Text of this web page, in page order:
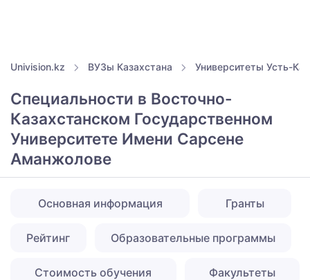
Univision.kz ВУЗы Казахстана Университеты Усть-
Специальности в Восточно-
Казахстанском Государственном
Университете Имени Сарсене
Аманжолове
Основная информация Гранты
Рейтинг Образовательные программы
Стоимость обучения Факультеты